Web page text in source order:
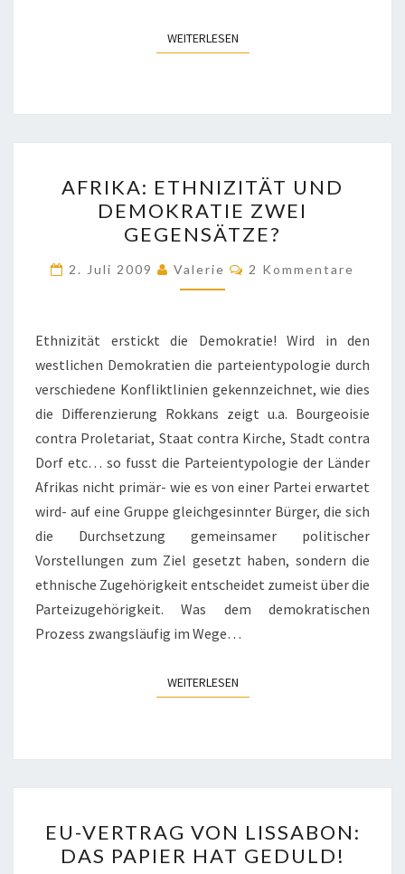
WEITERLESENWEITERLESEN
ETHNIZITÄT
UND
DEMOKRATIE
ZWEI
GEGENSÄTZE?
AFRIKA: ETHNIZITÄT UND
DEMOKRATIE ZWEI
GEGENSÄTZE?
2. Juli 2009 Valerie Kommentare
2 Kommentare
Ethnizität erstickt die Demokratie! Wird in den
westlichen Demokratien die parteientypologie durch
verschiedene Konfliktlinien gekennzeichnet, wie dies
die Differenzierung Rokkans zeigt u.a. Bourgeoisie
contra Proletariat, Staat contra Kirche, Stadt contra
Dorf etc… so fusst die Parteientypologie der Länder
Afrikas nicht primär- wie es von einer Partei erwartet
wird- auf eine Gruppe gleichgesinnter Bürger, die sich
die Durchsetzung gemeinsamer politischer
Vorstellungen zum Ziel gesetzt haben, sondern die
ethnische Zugehörigkeit entscheidet zumeist über die
Parteizugehörigkeit. Was dem demokratischen
Prozess zwangsläufig im Wege…
WEITERLESENWEITERLESEN
VERTRAG
VON
EU-VERTRAG VON LISSABON:
DAS PAPIER HAT GEDULD!